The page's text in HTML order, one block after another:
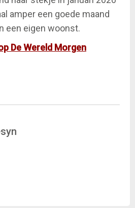
amper een goede maand
een eigen woonst.
De Wereld Morgen